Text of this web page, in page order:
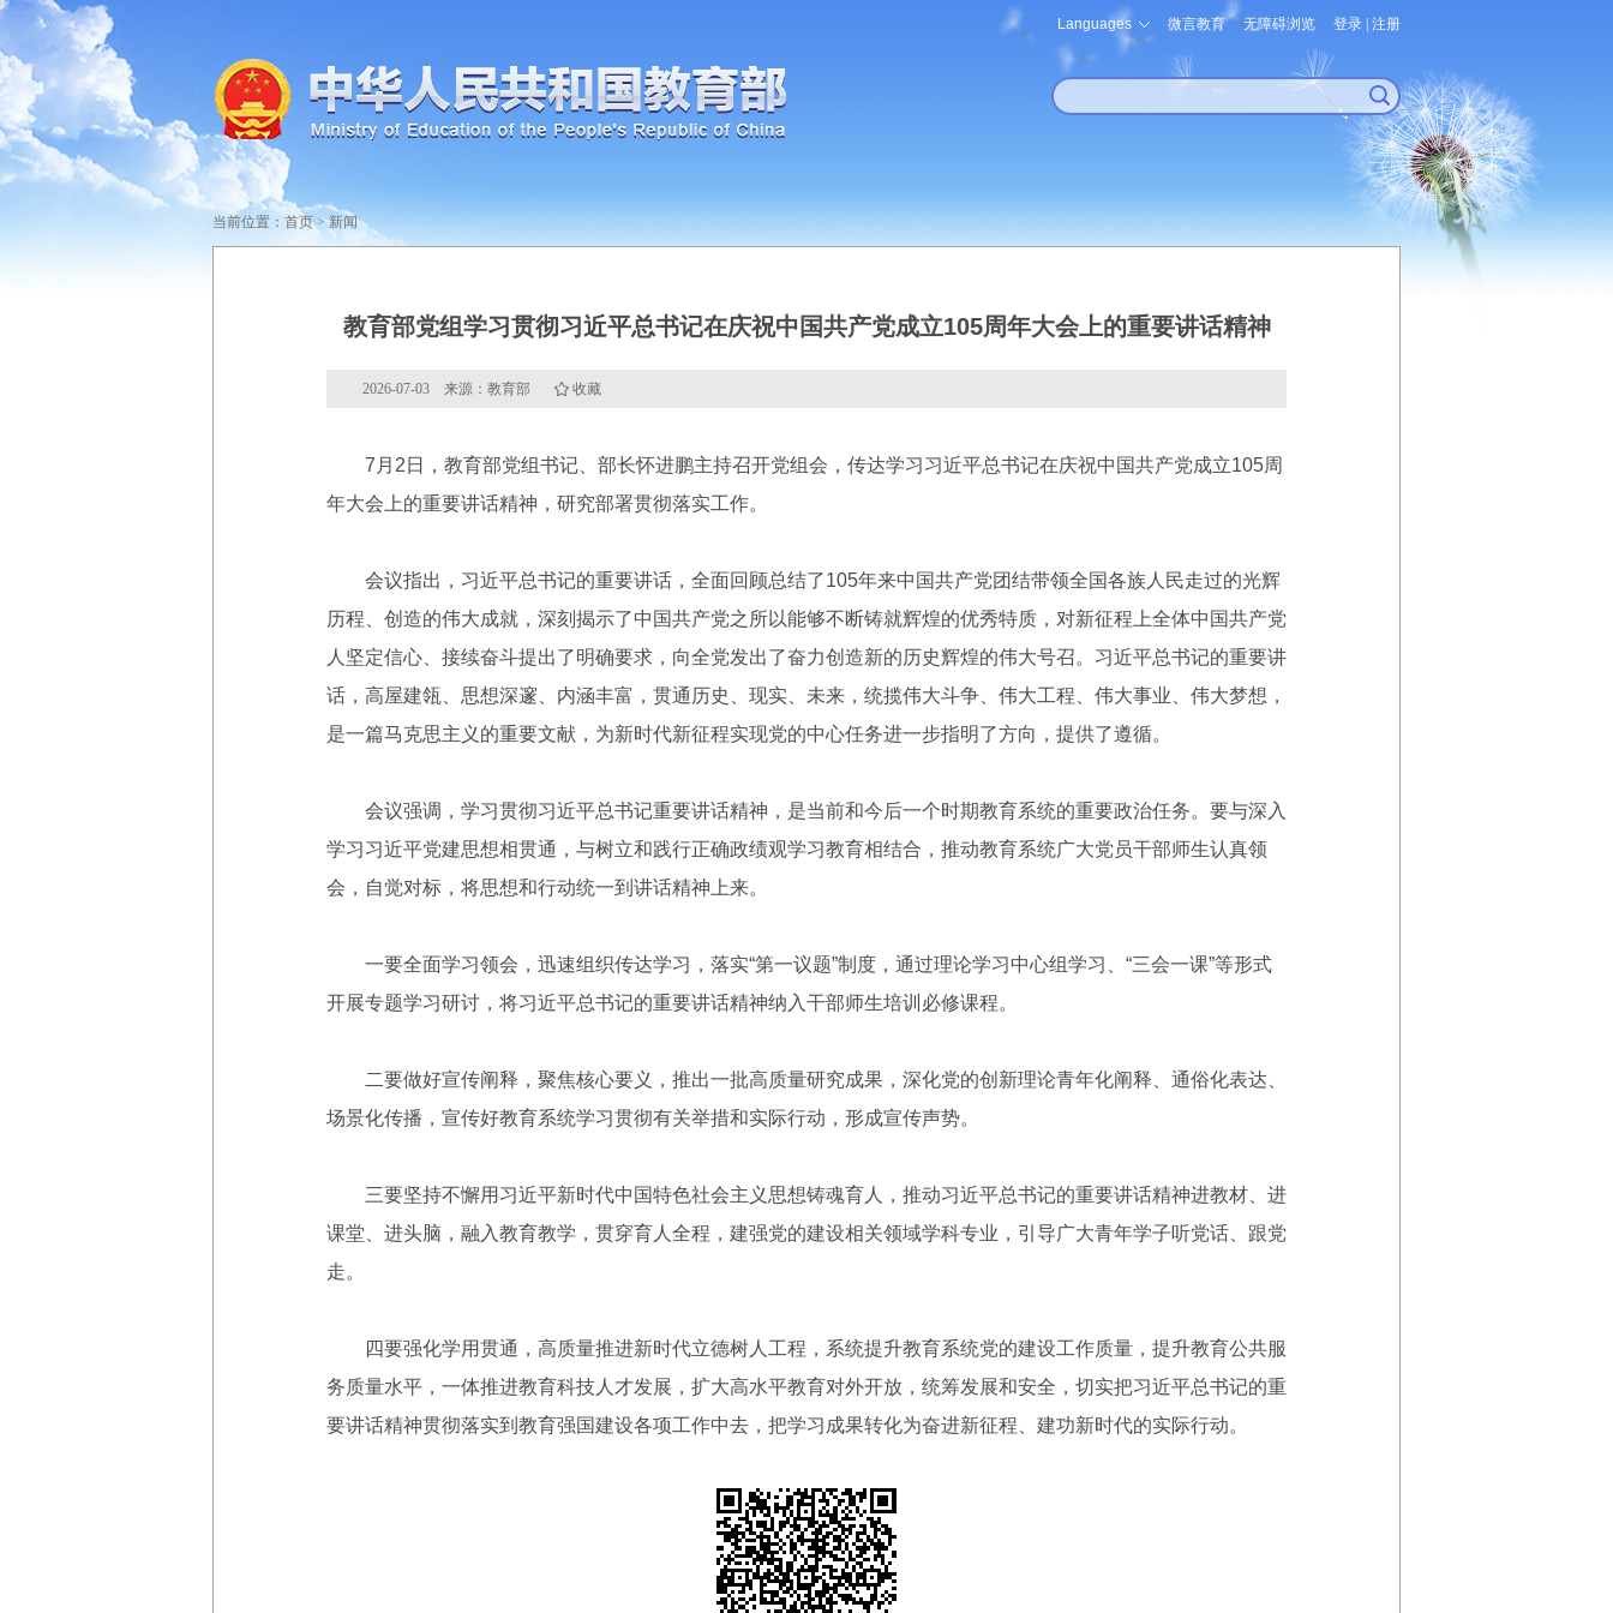
Languages 微言教育 无障碍浏览 登录 注册
当前位置： 首页>新闻
教育部党组学习贯彻习近平总书记在庆祝中国共产党成立105周年大会上的重要讲话精神
2026-07-03 来源：教育部 收藏
7月2日，教育部党组书记、部长怀进鹏主持召开党组会，传达学习习近平总书记在庆祝中国共产党成立105周
年大会上的重要讲话精神，研究部署贯彻落实工作。
会议指出，习近平总书记的重要讲话，全面回顾总结了105年来中国共产党团结带领全国各族人民走过的光辉
历程、创造的伟大成就，深刻揭示了中国共产党之所以能够不断铸就辉煌的优秀特质，对新征程上全体中国共产党
人坚定信心、接续奋斗提出了明确要求，向全党发出了奋力创造新的历史辉煌的伟大号召。习近平总书记的重要讲
话，高屋建瓴、思想深邃、内涵丰富，贯通历史、现实、未来，统揽伟大斗争、伟大工程、伟大事业、伟大梦想，
是一篇马克思主义的重要文献，为新时代新征程实现党的中心任务进一步指明了方向，提供了遵循。
会议强调，学习贯彻习近平总书记重要讲话精神，是当前和今后一个时期教育系统的重要政治任务。要与深入
学习习近平党建思想相贯通，与树立和践行正确政绩观学习教育相结合，推动教育系统广大党员干部师生认真领
会，自觉对标，将思想和行动统一到讲话精神上来。
一要全面学习领会，迅速组织传达学习，落实“第一议题”制度，通过理论学习中心组学习、“三会一课”等形式
开展专题学习研讨，将习近平总书记的重要讲话精神纳入干部师生培训必修课程。
二要做好宣传阐释，聚焦核心要义，推出一批高质量研究成果，深化党的创新理论青年化阐释、通俗化表达、
场景化传播，宣传好教育系统学习贯彻有关举措和实际行动，形成宣传声势。
三要坚持不懈用习近平新时代中国特色社会主义思想铸魂育人，推动习近平总书记的重要讲话精神进教材、进
课堂、进头脑，融入教育教学，贯穿育人全程，建强党的建设相关领域学科专业，引导广大青年学子听党话、跟党
走。
四要强化学用贯通，高质量推进新时代立德树人工程，系统提升教育系统党的建设工作质量，提升教育公共服
务质量水平，一体推进教育科技人才发展，扩大高水平教育对外开放，统筹发展和安全，切实把习近平总书记的重
要讲话精神贯彻落实到教育强国建设各项工作中去，把学习成果转化为奋进新征程、建功新时代的实际行动。